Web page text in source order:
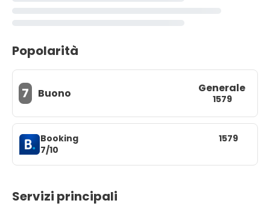
Popolarità
7 Buono Generale
1579
Booking
7/10
1579
Servizi principali